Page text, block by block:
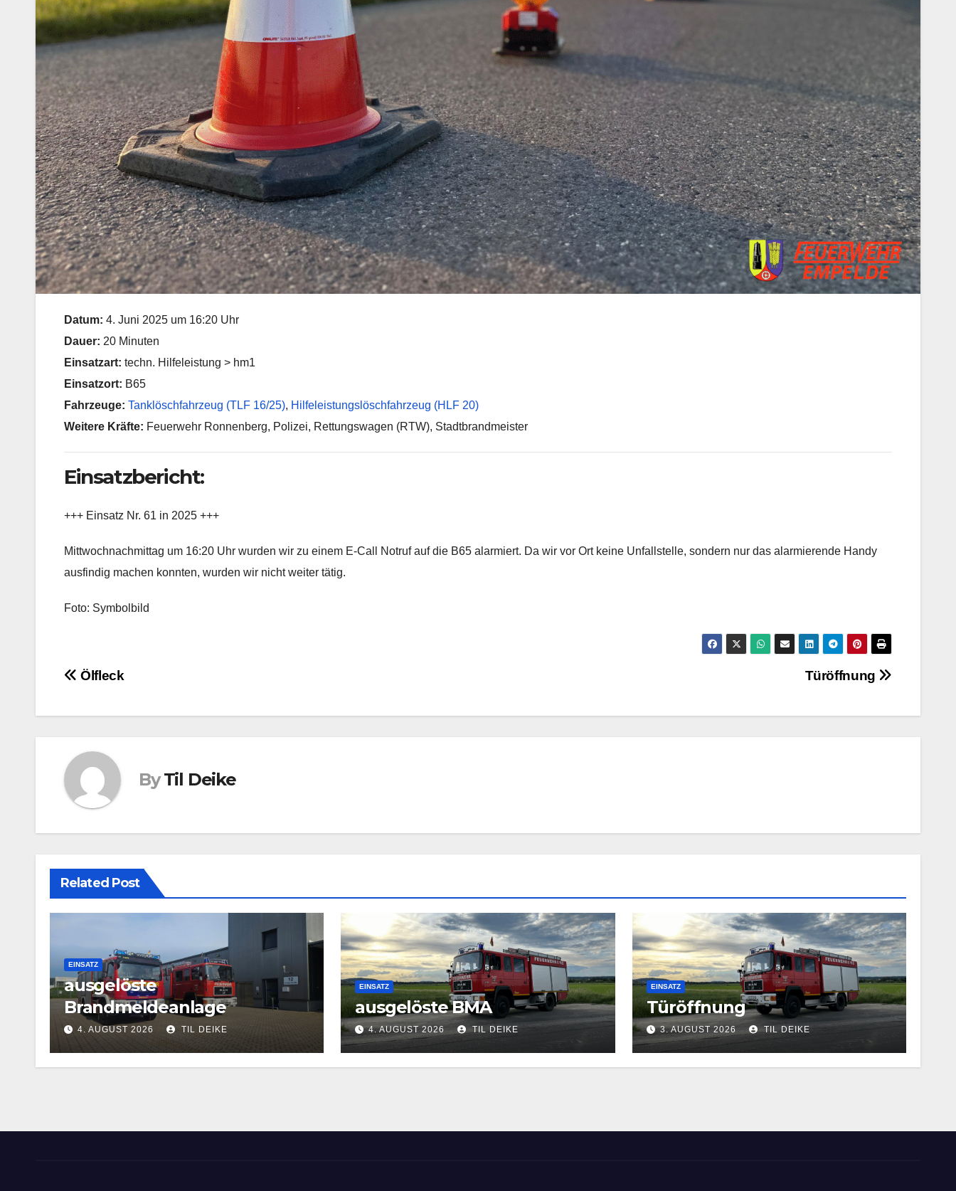
Datum: 4. Juni 2025 um 16:20 Uhr
Dauer: 20 Minuten
Einsatzart: techn. Hilfeleistung > hm1
Einsatzort: B65
Fahrzeuge: Tanklöschfahrzeug (TLF 16/25), Hilfeleistungslöschfahrzeug (HLF 20)
Weitere Kräfte: Feuerwehr Ronnenberg, Polizei, Rettungswagen (RTW), Stadtbrandmeister
Einsatzbericht:
+++ Einsatz Nr. 61 in 2025 +++
Mittwochnachmittag um 16:20 Uhr wurden wir zu einem E-Call Notruf auf die B65 alarmiert. Da wir vor Ort keine Unfallstelle, sondern nur das alarmierende Handy
ausfindig machen konnten, wurden wir nicht weiter tätig.
Foto: Symbolbild
Beitragsnavigation Türöffnung
Ölfleck
By Til Deike
Related Post
EINSATZ
ausgelöste
Brandmeldeanlage
4. AUGUST 2026 TIL DEIKE
EINSATZ
ausgelöste BMA
4. AUGUST 2026 TIL DEIKE
EINSATZ
Türöffnung
3. AUGUST 2026 TIL DEIKE